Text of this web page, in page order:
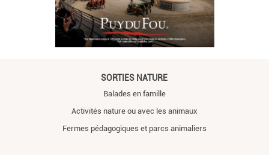
SORTIES NATURE
Balades en famille
Activités nature ou avec les animaux
Fermes pédagogiques et parcs animaliers